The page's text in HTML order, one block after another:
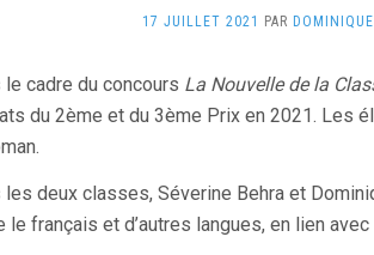
17 JUILLET 2021 PAR
le cadre du concours La Nouvelle de la
du 2ème et du 3ème Prix en 2021. Les
les deux classes, Séverine Behra et
le français et d’autres langues, en lien avec